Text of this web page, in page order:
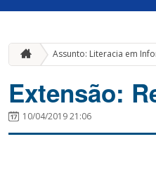
Assunto: Literacia em
Extensão:
10/04/2019 21:06